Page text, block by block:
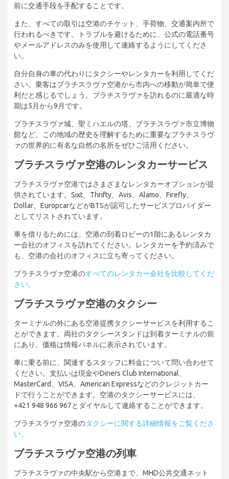
前に交通手段を手配することです。
また、すべての取引は空港のチケット、手荷物、交通案内所で
行われるべきです。トラブルを避けるために、公式の電話番号
やメールアドレスのみを使用して連絡するようにしてくださ
い。
自分自身の車の代わりにタクシーやレンタカーを利用してくだ
さい。乗客はブラチスラヴァ空港から市内への移動が簡単で便
利だと感じるでしょう。ブラチスラヴァを訪れるのに最適な時
期は5月から9月です。
ブラチスラヴァ城、聖ミハエルの塔、ブラチスラヴァ市立博物
館など、この地域の歴史を理解するために重要なブラチスラヴ
ァの世界的に有名な自然の名所をぜひご活用ください。
ブラチスラヴァ空港のレンタカーサービス
ブラチスラヴァ空港ではさまざまなレンタカーオプションが提
供されています。Sixt、Thrifty、Avis、Alamo、Firefly、
Dollar、EuropcarなどがBTSが認可したサービスプロバイダー
としてリストされています。
車を借りるためには、空港の到着ロビーの1階にあるレンタカ
ー会社のオフィスを訪れてください。レンタカーを予約済みで
も、空港の会社のオフィスに立ち寄ってください。
ブラチスラヴァ空港のすべてのレンタカー会社を比較してくだ
さい。
ブラチスラヴァ空港のタクシー
ターミナルの外にある空港提携タクシーサービスを利用するこ
とができます。両社のタクシースタンドは到着ターミナルの前
にあり、価格は情報パネルに表示されています。
車に乗る前に、関連するスタッフに料金について問い合わせて
ください。支払いは現金やDiners Club International、
MasterCard、VISA、American Expressなどのクレジットカー
ドで行うことができます。空港のタクシーサービスには、
+421 948 966 967とダイヤルして連絡することができます。
ブラチスラヴァ空港のタクシーに関する詳細情報をご覧くださ
い。
ブラチスラヴァ空港の列車
ブラチスラヴァの中央駅から空港まで、MHD公共交通ネット